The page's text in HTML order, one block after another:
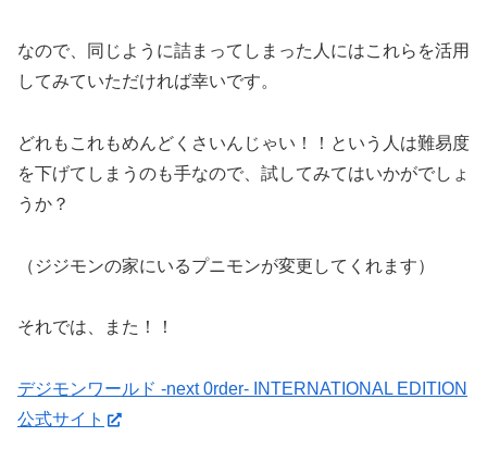
なので、同じように詰まってしまった人にはこれらを活用
してみていただければ幸いです。
どれもこれもめんどくさいんじゃい！！という人は難易度
を下げてしまうのも手なので、試してみてはいかがでしょ
うか？
（ジジモンの家にいるプニモンが変更してくれます）
それでは、また！！
デジモンワールド -next 0rder- INTERNATIONAL EDITION
公式サイト